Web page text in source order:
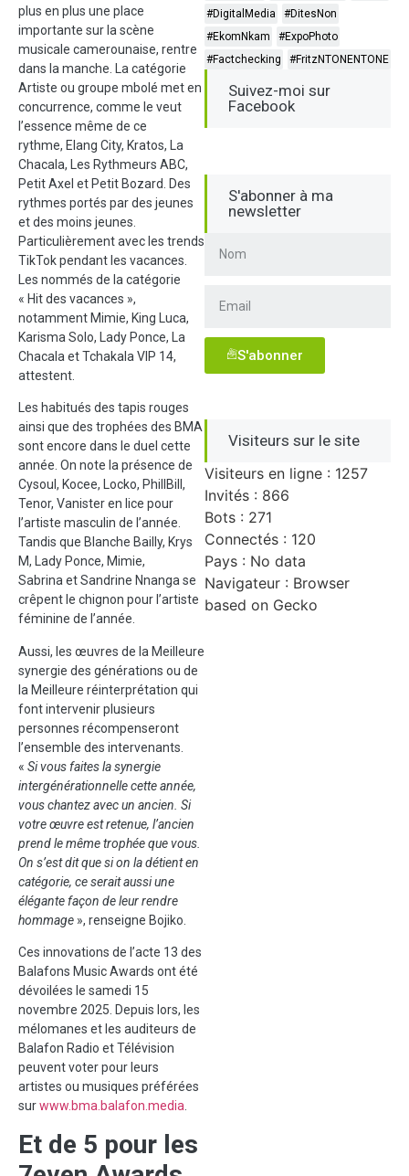
plus en plus une place
importante sur la scène
musicale camerounaise, rentre
dans la manche. La catégorie
Artiste ou groupe mbolé met en
concurrence, comme le veut
l’essence même de ce
rythme, Elang City, Kratos, La
Chacala, Les Rythmeurs ABC,
Petit Axel et Petit Bozard. Des
rythmes portés par des jeunes
et des moins jeunes.
Particulièrement avec les trends
TikTok pendant les vacances.
Les nommés de la catégorie
« Hit des vacances »,
notamment Mimie, King Luca,
Karisma Solo, Lady Ponce, La
Chacala et Tchakala VIP 14,
attestent.
Les habitués des tapis rouges
ainsi que des trophées des BMA
sont encore dans le duel cette
année. On note la présence de
Cysoul, Kocee, Locko, PhillBill,
Tenor, Vanister en lice pour
l’artiste masculin de l’année.
Tandis que Blanche Bailly, Krys
M, Lady Ponce, Mimie,
Sabrina et Sandrine Nnanga se
crêpent le chignon pour l’artiste
féminine de l’année.
Aussi, les œuvres de la Meilleure
synergie des générations ou de
la Meilleure réinterprétation qui
font intervenir plusieurs
personnes récompenseront
l’ensemble des intervenants.
« Si vous faites la synergie
intergénérationnelle cette année,
vous chantez avec un ancien. Si
votre œuvre est retenue, l’ancien
prend le même trophée que vous.
On s’est dit que si on la détient en
catégorie, ce serait aussi une
élégante façon de leur rendre
hommage », renseigne Bojiko.
Ces innovations de l’acte 13 des
Balafons Music Awards ont été
dévoilées le samedi 15
novembre 2025. Depuis lors, les
mélomanes et les auditeurs de
Balafon Radio et Télévision
peuvent voter pour leurs
artistes ou musiques préférées
surwww.bma.balafon.media
Et de 5 pour les
#DigitalMedia
#DitesNon
#EkomNkam
#ExpoPhoto
#Factchecking
#FritzNTONENTONE
Suivez-moi sur
Facebook
S'abonner à ma
newsletter
S'abonner
Visiteurs sur le site
Visiteurs en ligne : 1257
Invités : 866
Bots : 271
Connectés : 120
Pays : No data
Navigateur : Browser
based on Gecko